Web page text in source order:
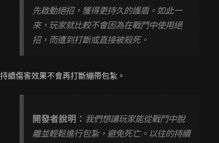
先啟動絕招，獲得更持久的護盾。如此一
來，玩家就比較不會因為在戰鬥中使用絕
招，而遭到打斷或直接被殺死。
持續傷害效果不會再打斷繃帶包紮。
開發者說明： 我們想讓玩家能從戰鬥中脫
離並輕鬆進行包紮，避免死亡。以往的持續